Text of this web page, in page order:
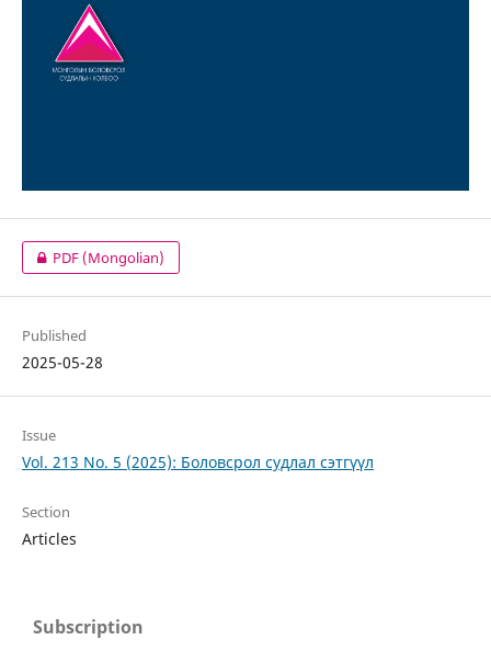
PDF (Mongolian)
Published
2025-05-28
Issue
Vol. 213 No. 5 (2025): Боловсрол судлал сэтгүүл
Section
Articles
Subscription